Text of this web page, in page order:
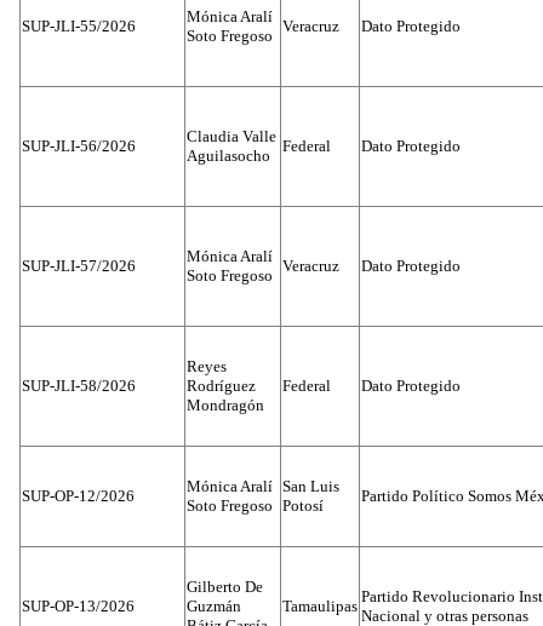
SUP-JLI-55/2026
Mónica Aralí
Soto Fregoso
Veracruz Dato Protegido
SUP-JLI-56/2026
Claudia Valle
Aguilasocho
Federal Dato Protegido
SUP-JLI-57/2026
Mónica Aralí
Soto Fregoso
Veracruz Dato Protegido
SUP-JLI-58/2026
Reyes
Rodríguez
Mondragón
Federal Dato Protegido
SUP-OP-12/2026
Mónica Aralí
Soto Fregoso
San Luis
Potosí
Partido Político Somos
SUP-OP-13/2026
Gilberto De
Guzmán
Tamaulipas
Partido Revolucionario
Nacional y otras personas